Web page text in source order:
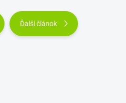
Ďalší článok